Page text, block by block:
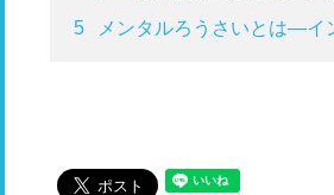
5
メンタルろうさいとは―イ